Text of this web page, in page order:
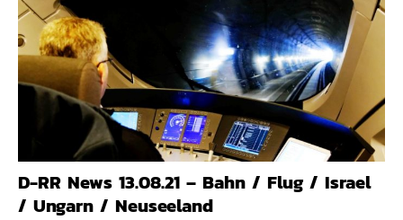
D-RR News 13.08.21 – Bahn / Flug / Israel
/ Ungarn / Neuseeland